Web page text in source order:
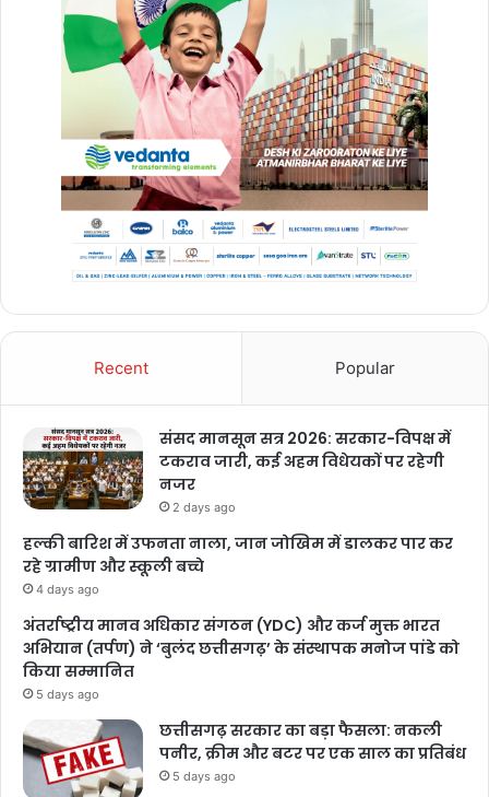
Recent Popular
संसद मानसून सत्र 2026: सरकार-विपक्ष में
टकराव जारी, कई अहम विधेयकों पर रहेगी
नजर
2 days ago
हल्की बारिश में उफनता नाला, जान जोखिम में डालकर पार कर
रहे ग्रामीण और स्कूली बच्चे
4 days ago
अंतर्राष्ट्रीय मानव अधिकार संगठन (YDC) और कर्ज मुक्त भारत
अभियान (तर्पण) ने ‘बुलंद छत्तीसगढ़’ के संस्थापक मनोज पांडे को
किया सम्मानित
5 days ago
छत्तीसगढ़ सरकार का बड़ा फैसला: नकली
पनीर, क्रीम और बटर पर एक साल का प्रतिबंध
5 days ago